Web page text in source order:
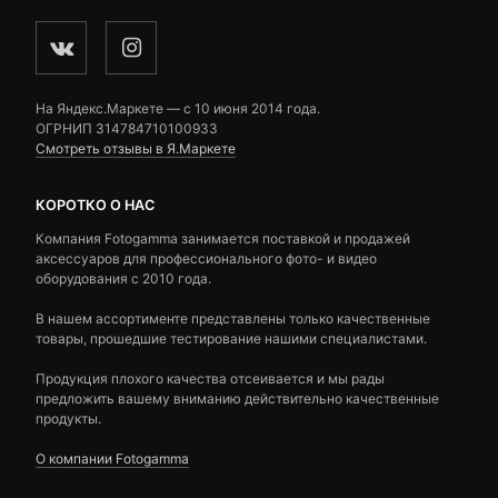
На Яндекс.Маркете — c 10 июня 2014 года.
ОГРНИП 314784710100933
Смотреть отзывы в Я.Маркете
КОРОТКО О НАС
Компания Fotogamma занимается поставкой и продажей
аксессуаров для профессионального фото- и видео
оборудования с 2010 года.
В нашем ассортименте представлены только качественные
товары, прошедшие тестирование нашими специалистами.
Продукция плохого качества отсеивается и мы рады
предложить вашему вниманию действительно качественные
продукты.
О компании Fotogamma